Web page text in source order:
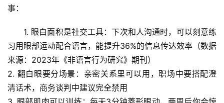
事：
1. 眼白面积是社交工具：下次和人沟通时，可以刻意练
习用眼部运动配合语言，能提升36%的信息传达效率（数据
来源：2023年《非语言行为研究》期刊）
2. 翻白眼要分场景 ：亲密关系里可以用，职场中要搭配澄
清话术，商务谈判中建议完全禁用